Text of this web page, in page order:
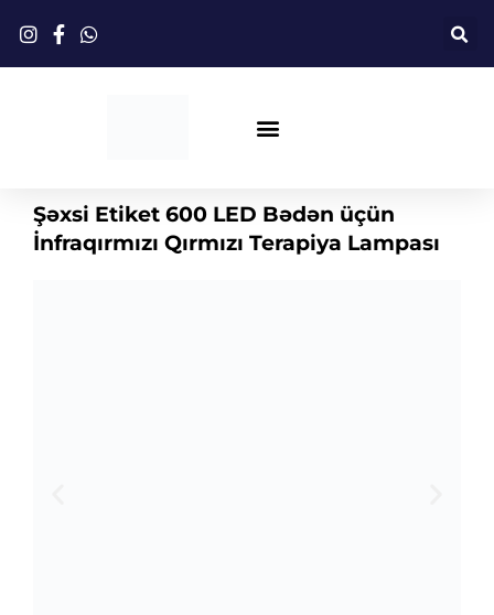
keçin
Şəxsi Etiket 600 LED Bədən üçün
İnfraqırmızı Qırmızı Terapiya Lampası